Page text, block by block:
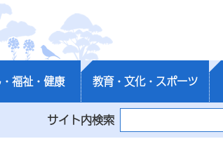
福祉・健康 教育・文化・スポーツ
サイト内検索